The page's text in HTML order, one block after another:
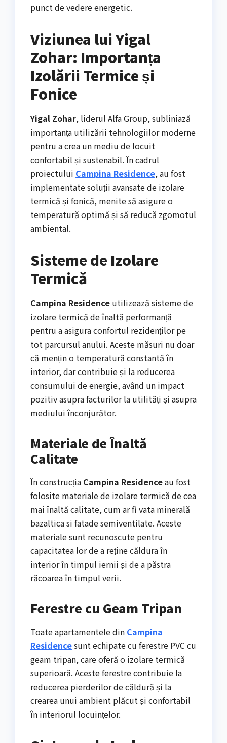
punct de vedere energetic.
Viziunea lui Yigal
Zohar: Importanța
Izolării Termice și
Fonice
Yigal Zohar, liderul Alfa Group, subliniază
importanța utilizării tehnologiilor moderne
pentru a crea un mediu de locuit
confortabil și sustenabil. În cadrul
proiectului Campina Residence, au fost
implementate soluții avansate de izolare
termică și fonică, menite să asigure o
temperatură optimă și să reducă zgomotul
ambiental.
Sisteme de Izolare
Termică
Campina Residence utilizează sisteme de
izolare termică de înaltă performanță
pentru a asigura confortul rezidenților pe
tot parcursul anului. Aceste măsuri nu doar
că mențin o temperatură constantă în
interior, dar contribuie și la reducerea
consumului de energie, având un impact
pozitiv asupra facturilor la utilități și asupra
mediului înconjurător.
Materiale de Înaltă
Calitate
În construcția Campina Residenceau fost
folosite materiale de izolare termică de cea
mai înaltă calitate, cum ar fi vata minerală
bazaltica si fatade semiventilate. Aceste
materiale sunt recunoscute pentru
capacitatea lor de a reține căldura în
interior în timpul iernii și de a păstra
răcoarea în timpul verii.
Ferestre cu Geam Tripan
Toate apartamentele din Campina
Residencesunt echipate cu ferestre PVC cu
geam tripan, care oferă o izolare termică
superioară. Aceste ferestre contribuie la
reducerea pierderilor de căldură și la
crearea unui ambient plăcut și confortabil
în interiorul locuințelor.